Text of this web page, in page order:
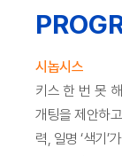
시놉시스
키스 한 번 못
개팅을 제안하
력, 일명 ‘색기’